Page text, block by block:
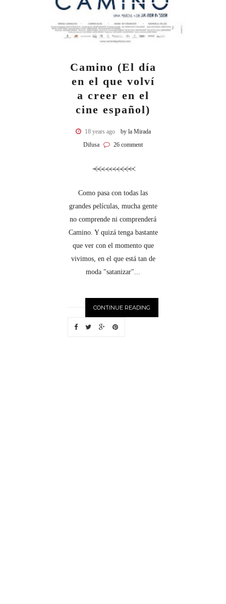
Camino (El día
en el que volví
a creer en el
cine español)
18 years ago
by la Mirada
Difusa
26 comment
Como pasa con todas las
grandes películas, mucha gente
no comprende ni comprenderá
Camino. Y quizá tenga bastante
que ver con el momento que
vivimos, en el que está tan de
moda "satanizar"...
CONTINUE READING
N